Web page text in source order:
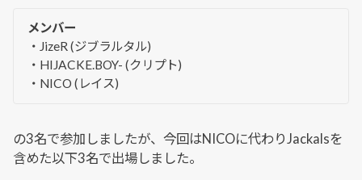
メンバー
・JizeR (ジブラルタル)
・HIJACKE.BOY- (クリプト)
・NICO (レイス)
の3名で参加しましたが、今回はNICOに代わりJackalsを
含めた以下3名で出場しました。